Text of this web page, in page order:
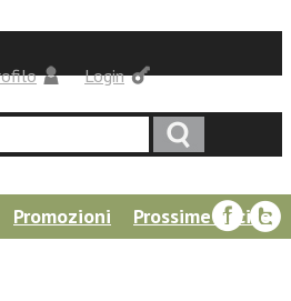
Login
Promozioni
Prossime uscite